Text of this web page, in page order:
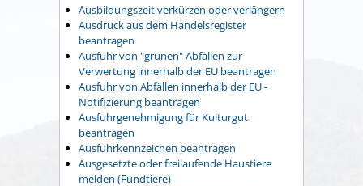
Ausbildungszeit verkürzen oder verlängern
Ausdruck aus dem Handelsregister
beantragen
Ausfuhr von "grünen" Abfällen zur
Verwertung innerhalb der EU beantragen
Ausfuhr von Abfällen innerhalb der EU -
Notifizierung beantragen
Ausfuhrgenehmigung für Kulturgut
beantragen
Ausfuhrkennzeichen beantragen
Ausgesetzte oder freilaufende Haustiere
melden (Fundtiere)